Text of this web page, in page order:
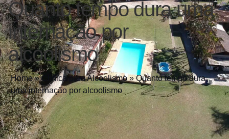
Quanto tempo dura uma
internação por
alcoolismo
Home»Clínica para Alcoolismo»Quanto tempo dura
uma internação por alcoolismo